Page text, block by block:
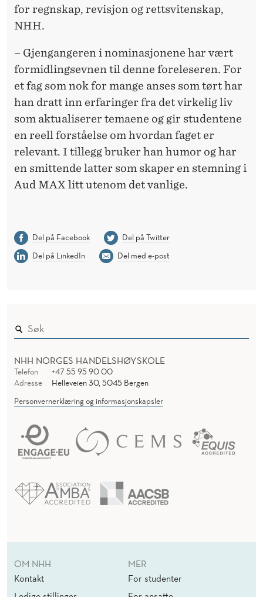
for regnskap, revisjon og rettsvitenskap,
NHH.
– Gjengangeren i nominasjonene har vært
formidlingsevnen til denne foreleseren. For
et fag som nok for mange anses som tørt har
han dratt inn erfaringer fra det virkelig liv
som aktualiserer temaene og gir studentene
en reell forståelse om hvordan faget er
relevant. I tillegg bruker han humor og har
en smittende latter som skaper en stemning i
Aud MAX litt utenom det vanlige.
Del på Facebook
Del på Twitter
Del på LinkedIn
Del med e-post
NHH NORGES HANDELSHØYSKOLE
Telefon
+47 55 95 90 00
Adresse
Helleveien 30, 5045 Bergen
Personvernerklæring og informasjonskapsler
OM NHH
Kontakt
MER
For studenter